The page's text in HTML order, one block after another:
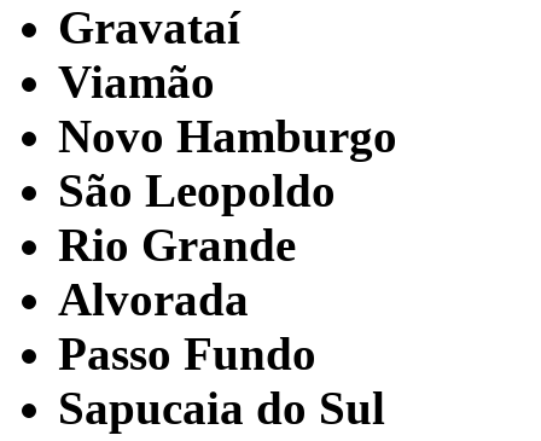
Gravataí
Viamão
Novo Hamburgo
São Leopoldo
Rio Grande
Alvorada
Passo Fundo
Sapucaia do Sul